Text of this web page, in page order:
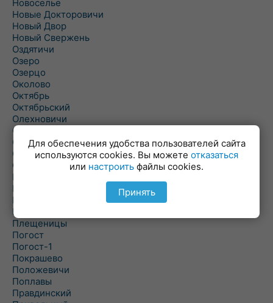
Новоселье
Новые Докторовичи
Новый Двор
Новый Свержень
Оздятичи
Озеро
Озерцо
Околово
Октябрь
Октябрьский
Олехновичи
Омговичи
Оношки
Осовец
Острошицкий Городок
Пасека
Пастовичи
Першаи
Петришки
Плещеницы
Погост
Погост-1
Покрашево
Положевичи
Поплавы
Правдинский
Для обеспечения удобства пользователей сайта
используются cookies. Вы можете отказаться
или настроить файлы cookies.
Принять